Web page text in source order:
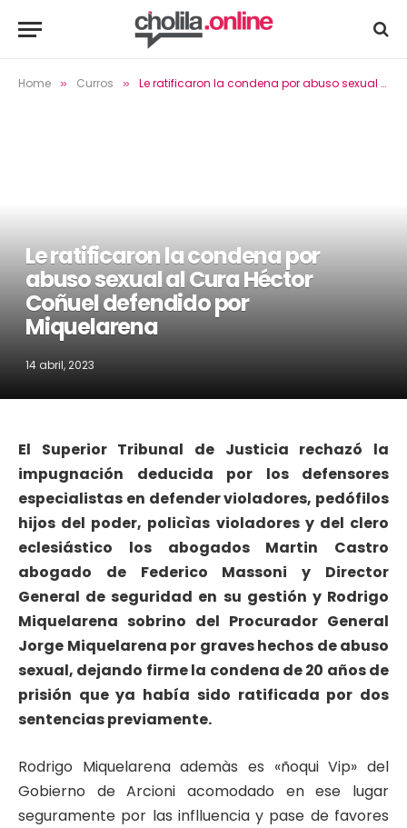
Home » Curros » Le ratificaron la condena por abuso sexual al Cura Héctor Coñuel defendido por Miquelarena
Le ratificaron la condena por
abuso sexual al Cura Héctor
Coñuel defendido por
Miquelarena
14 abril, 2023
El Superior Tribunal de Justicia rechazó la
impugnación deducida por los defensores
especialistas en defender violadores, pedófilos
hijos del poder, policìas violadores y del clero
eclesiástico los abogados Martin Castro
abogado de Federico Massoni y Director
General de seguridad en su gestión y Rodrigo
Miquelarena sobrino del Procurador General
Jorge Miquelarena por graves hechos de abuso
sexual, dejando firme la condena de 20 años de
prisión que ya había sido ratificada por dos
sentencias previamente.
Rodrigo Miquelarena ademàs es «ñoqui Vip» del
Gobierno de Arcioni acomodado en ese lugar
seguramente por las inflluencia y pase de favores